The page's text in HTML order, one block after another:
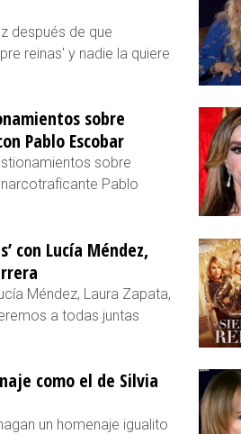
después de que
reinas' y nadie la quiere
sobre
Pablo Escobar
sobre
Pablo
con Lucía Méndez,
Méndez, Laura Zapata,
a todas juntas
como el de Silvia
un homenaje igualito